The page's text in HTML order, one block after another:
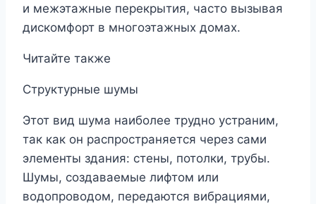
и межэтажные перекрытия, часто вызывая
дискомфорт в многоэтажных домах.
Читайте также
Структурные шумы
Этот вид шума наиболее трудно устраним,
так как он распространяется через сами
элементы здания: стены, потолки, трубы.
Шумы, создаваемые лифтом или
водопроводом, передаются вибрациями,